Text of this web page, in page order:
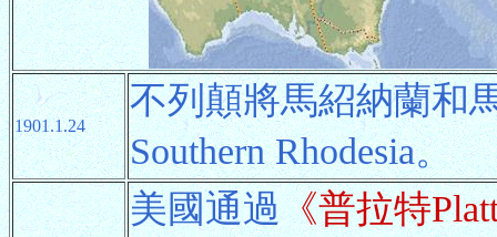
1901.1.24
不列顛將馬紹納蘭和
Southern Rhodesia。
美國通過《普拉特